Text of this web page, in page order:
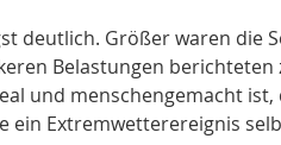
deutlich. Größer waren die
Belastungen berichteten
und menschengemacht
ein Extremwetterereignis